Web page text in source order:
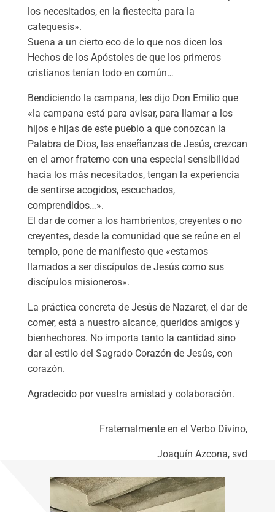
los necesitados, en la fiestecita para la
catequesis».
Suena a un cierto eco de lo que nos dicen los
Hechos de los Apóstoles de que los primeros
cristianos tenían todo en común…
Bendiciendo la campana, les dijo Don Emilio que
«la campana está para avisar, para llamar a los
hijos e hijas de este pueblo a que conozcan la
Palabra de Dios, las enseñanzas de Jesús, crezcan
en el amor fraterno con una especial sensibilidad
hacia los más necesitados, tengan la experiencia
de sentirse acogidos, escuchados,
comprendidos…».
El dar de comer a los hambrientos, creyentes o no
creyentes, desde la comunidad que se reúne en el
templo, pone de manifiesto que «estamos
llamados a ser discípulos de Jesús como sus
discípulos misioneros».
La práctica concreta de Jesús de Nazaret, el dar de
comer, está a nuestro alcance, queridos amigos y
bienhechores. No importa tanto la cantidad sino
dar al estilo del Sagrado Corazón de Jesús, con
corazón.
Agradecido por vuestra amistad y colaboración.
Fraternalmente en el Verbo Divino,
Joaquín Azcona, svd